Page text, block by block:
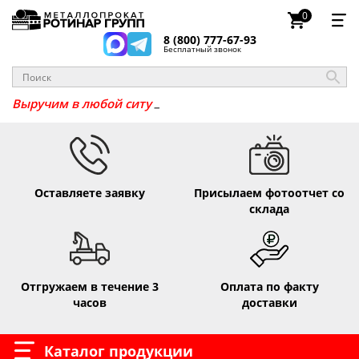
8 (800) 777-67-93
Бесплатный звонок
0
Выручим в любой
Оставляете заявку
Присылаем фотоотчет со
склада
Отгружаем в течение 3
часов
Оплата по факту
доставки
Каталог продукции